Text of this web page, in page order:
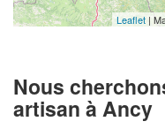
Leaflet |
Nous
artisan à Ancy